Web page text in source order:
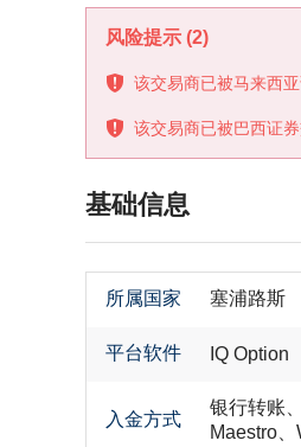
风险提示 (2)
该交易商已被马来西
该交易商已被巴西证
基础信息
所属国家 塞浦路斯
平台软件 IQ Option
入金方式
银行转账
Maestro